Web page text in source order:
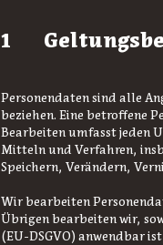
1
Personendaten sind alle
beziehen. Eine betroffene
Bearbeiten umfasst jeden
Mitteln und Verfahren,
Speichern, Verändern,
Wir bearbeiten
Übrigen bearbeiten wir,
(EU-DSGVO) anwendbar